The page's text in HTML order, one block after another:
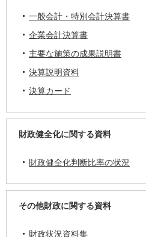
一般会計・特別会計決算書
企業会計決算書
主要な施策の成果説明書
決算説明資料
決算カード
財政健全化に関する資料
財政健全化判断比率の状況
その他財政に関する資料
財政状況資料集